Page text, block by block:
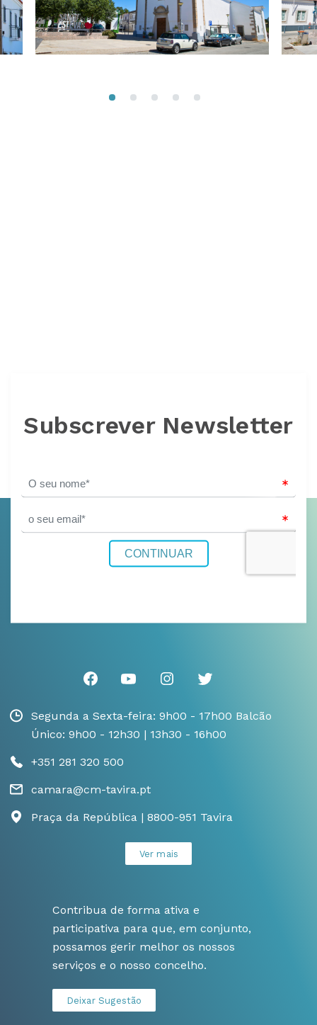
Subscrever Newsletter
Segunda a Sexta-feira: 9h00 - 17h00 Balcão
Único: 9h00 - 12h30 | 13h30 - 16h00
+351 281 320 500
camara@cm-tavira.pt
Praça da República | 8800-951 Tavira
Ver mais
Contribua de forma ativa e
participativa para que, em conjunto,
possamos gerir melhor os nossos
serviços e o nosso concelho.
Deixar Sugestão